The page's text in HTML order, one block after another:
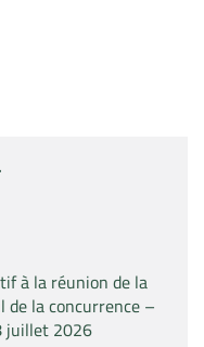
à la réunion de la
de la concurrence –
juillet 2026